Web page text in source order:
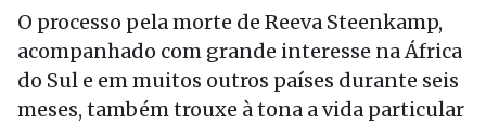
O processo pela morte de Reeva Steenkamp,
acompanhado com grande interesse na África
do Sul e em muitos outros países durante seis
meses, também trouxe à tona a vida particular